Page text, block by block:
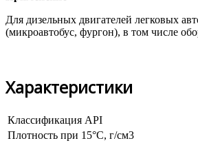
Для дизельных двигателей легковых
(микроавтобус, фургон), в том числе
Характеристики
Классификация API
Плотность при 15°C, г/см3